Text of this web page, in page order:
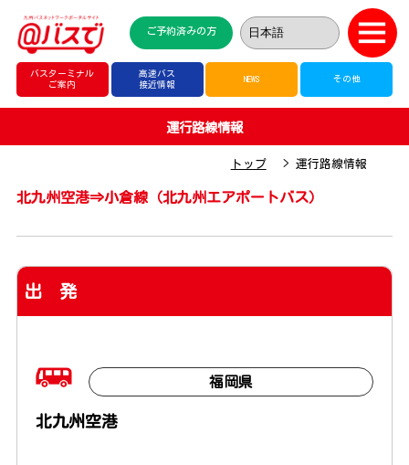
ご予約済みの方
バスターミナル
ご案内
高速バス
接近情報
NEWS その他
運行路線情報
トップ 運行路線情報
北九州空港⇒小倉線（北九州エアポートバス）
出 発
福岡県
北九州空港